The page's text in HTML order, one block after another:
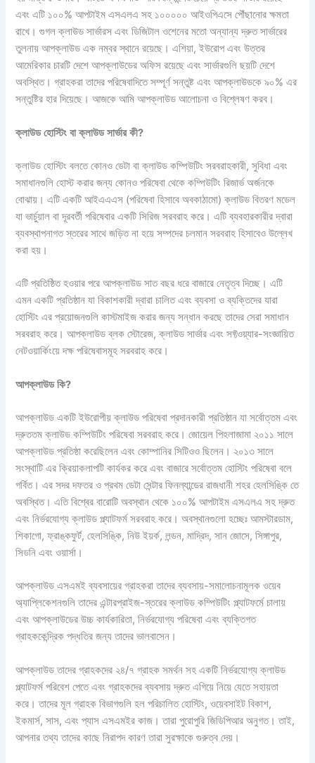
এবং এটি ১০০% আপটাইম এসএলএ সহ ১০০০০০ আইওপিএসে পৌঁছানোর ক্ষমতা
রাখে। গুগল ক্লাউড সার্ভারস এবং ডিজিটাল ওশেনের মতো অন্যান্য দ্রুত সার্ভারের
তুলনায় আপক্লাউড এক নম্বর স্থানে রয়েছে। এশিয়া, ইউরোপ এবং উত্তর
আমেরিকার চারটি দেশে আপক্লাউডের অফিস রয়েছে এবং সার্ভারগুলি ছয়টি দেশে
অবস্থিত। গ্রাহকরা তাদের পরিষেবাদিতে সম্পূর্ণ সন্তুষ্ট এবং আপক্লাউডকে ৯০% এর
সন্তুষ্টির হার দিয়েছে। আজকে আমি আপক্লাউড আলোচনা ও বিশ্লেষণ করব।
ক্লাউড হোস্টিং বা ক্লাউড সার্ভার কী?
ক্লাউড হোস্টিং বলতে কোনও ডেটা বা ক্লাউড কম্পিউটিং সরবরাহকারী, সুবিধা এবং
সমাধানগুলি হোস্ট করার জন্য কোনও পরিষেবা থেকে কম্পিউটিং রিজার্ভ অর্জনকে
বোঝায়। এটি একটি আইএএএস (পরিষেবা হিসাবে অবকাঠামো) ক্লাউড বিতরণ মডেল
যা ভার্চুয়াল বা দূরবর্তী পরিষেবার একটি সিরিজ সরবরাহ করে। এটি ব্যবহারকারীর দ্বারা
ব্যবস্থাপনাগত স্তরের সাথে জড়িত না হয়ে সম্পদের চলমান সরবরাহ হিসাবেও উল্লেখ
করা হয়।
এটি প্রতিষ্ঠিত হওয়ার পরে আপক্লাউড সাত বছর ধরে বাজারে নেতৃত্ব দিচ্ছে। এটি
এমন একটি প্রতিষ্ঠান যা বিকাশকারী দ্বারা চালিত এবং ব্যবসা ও ব্যক্তিদের যারা
হোস্টিং এর প্রয়োজনগুলি কাস্টমাইজ করার জন্য সন্ধান করছে তাদের সেরা সমাধান
সরবরাহ করে। আপক্লাউড ব্লক স্টোরেজ, ক্লাউড সার্ভার এবং সফ্টওয়্যার-সংজ্ঞায়িত
নেটওয়ার্কিংয়ে দক্ষ পরিষেবাসমূহ সরবরাহ করে।
আপক্লাউড কি?
আপক্লাউড একটি ইউরোপীয় ক্লাউড পরিষেবা প্রদানকারী প্রতিষ্ঠান যা সর্বোত্তম এবং
দ্রুততম ক্লাউড কম্পিউটিং পরিষেবা সরবরাহ করে। জোয়েল পিহলাজামা ২০১১ সালে
আপক্লাউড প্রতিষ্ঠা করেছিলেন এবং কোম্পানির সিটিওও ছিলেন। ২০১৩ সালে
সংস্থাটি এর ক্রিয়াকলাপটি কার্যকর করে এবং বাজারে সর্বোত্তম হোস্টিং পরিষেবা বলে
গর্বিত। এর সদর দফতর ও প্রথম ডেটা সেন্টার ফিনল্যান্ডের রাজধানী শহর হেলসিঙ্কি তে
অবস্থিত। এতি বিশ্বের বারোটি অবস্থান থেকে ১০০% আপটাইম এসএলএ সহ দ্রুত
এবং নির্ভরযোগ্য ক্লাউড প্ল্যাটফর্ম সরবরাহ করে। অবস্থানগুলো হচ্ছেঃ আমস্টারডাম,
শিকাগো, ফ্রাঙ্কফুর্ট, হেলসিঙ্কি, নিউ ইয়র্ক, লন্ডন, মাদ্রিদ, সান জোসে, সিঙ্গাপুর,
সিডনি এবং ওয়ার্সা।
আপক্লাউড এসএমই ব্যবসায়ের গ্রাহকরা তাদের ব্যবসায়-সমালোচনামূলক ওয়েব
অ্যাপ্লিকেশনগুলি তাদের এন্টারপ্রাইজ-স্তরের ক্লাউড কম্পিউটিং প্ল্যাটফর্মে চালায়
এবং আপক্লাউডের উচ্চ কার্যকারিতা, নির্ভরযোগ্য পরিষেবা এবং ব্যক্তিগত
গ্রাহককেন্দ্রিক পদ্ধতির জন্য তাদের ভালবাসেন।
আপক্লাউড তাদের গ্রাহকদের ২৪/৭ গ্রাহক সমর্থন সহ একটি নির্ভরযোগ্য ক্লাউড
প্ল্যাটফর্ম পরিবেশ পেতে এবং গ্রাহকদের ব্যবসায় দ্রুত এগিয়ে নিয়ে যেতে সহায়তা
করে। তাদের মূল গ্রাহক বিভাগগুলি হল পরিচালিত হোস্টিং, ওয়েবসাইট বিকাশ,
ইকমার্স, সাস, এবং প্যাস এসএমইর কাজ। তারা পুরোপুরি জিডিপিআর অনুগত। তাই,
আপনার তথ্য তাদের কাছে নিরাপদ কারণ তারা সুরক্ষাকে গুরুত্ব দেয়।